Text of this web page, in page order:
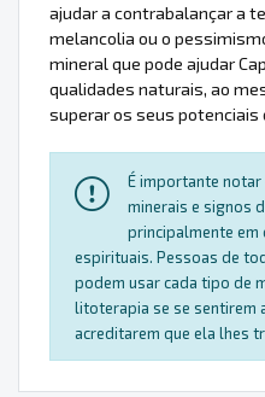
ajudar a contrabalançar a
melancolia ou o
mineral que pode ajudar
qualidades naturais, ao
superar os seus potenciais
É importante notar
minerais e signos
principalmente em
espirituais. Pessoas de
podem usar cada tipo de
litoterapia se se sentirem
acreditarem que ela lhes